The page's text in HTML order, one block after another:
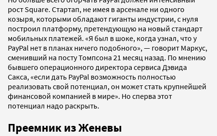
рост Square. Стартап, не имея в арсенале ни одного
козыря, которыми обладают гиганты индустрии, с нуля
построил платформу, претендующую на новый стандарт
мобильных платежей. «Я был в шоке, когда узнал, что у
PayPal нет в планах ничего подобного», — говорит Маркус,
сменивший на посту Томпсона 21 месяц назад. По мнению
бывшего операционного директора сервиса Дэвида
Сакса, «если дать PayPal возможность полностью
реализовать свой потенциал, он может стать крупнейшей
финансовой компанией в мире». Но сперва этот
потенциал надо раскрыть.
Преемник из Женевы